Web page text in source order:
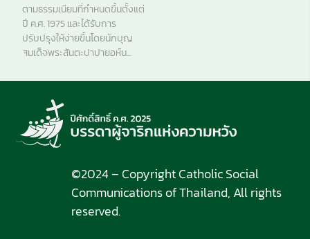
ตามธรรมเนียมที่กำหนดขึ้นตั้งแต่
ปี ค.ศ. 1975 และได้รับการ
ปรับปรุงให้ง่ายขึ้นโดยนักบุญ
สมเด็จพระสันตะปาปายอห์น...
©2024 – Copyright Catholic Social
Communications of Thailand, All rights
reserved.